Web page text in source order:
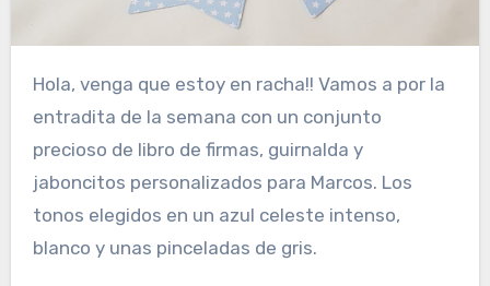
Hola, venga que estoy en racha!! Vamos a por la
entradita de la semana con un conjunto
precioso de libro de firmas, guirnalda y
jaboncitos personalizados para Marcos. Los
tonos elegidos en un azul celeste intenso,
blanco y unas pinceladas de gris.